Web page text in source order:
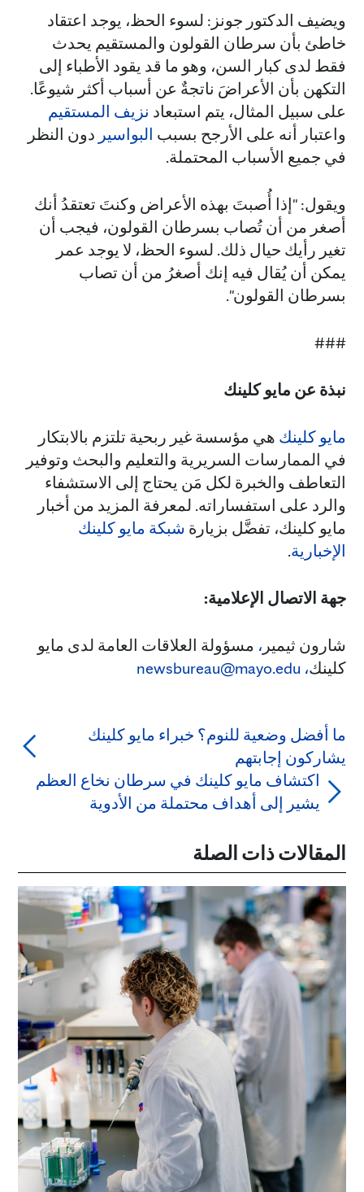
ويضيف الدكتور جونز: لسوء الحظ، يوجد اعتقاد
خاطئ بأن سرطان القولون والمستقيم يحدث
فقط لدى كبار السن، وهو ما قد يقود الأطباء إلى
التكهن بأن الأعراضَ ناتجةٌ عن أسباب أكثر شيوعًا.
على سبيل المثال، يتم استبعاد نزيف المستقيم
واعتبار أنه على الأرجح بسبب البواسير دون النظر
في جميع الأسباب المحتملة.
ويقول: "إذا أُصبتَ بهذه الأعراض وكنتَ تعتقدُ أنك
أصغر من أن تُصاب بسرطان القولون، فيجب أن
تغير رأيك حيال ذلك. لسوء الحظ، لا يوجد عمر
يمكن أن يُقال فيه إنك أصغرُ من أن تصاب
بسرطان القولون".
###
نبذة عن مايو كلينك
مايو كلينك هي مؤسسة غير ربحية تلتزم بالابتكار
في الممارسات السريرية والتعليم والبحث وتوفير
التعاطف والخبرة لكل مَن يحتاج إلى الاستشفاء
والرد على استفساراته. لمعرفة المزيد من أخبار
مايو كلينك، تفضَّل بزيارة شبكة مايو كلينك
الإخبارية.
جهة الاتصال الإعلامية:
شارون ثيمير ، مسؤولة العلاقات العامة لدى مايو
كلينك، newsbureau@mayo.edu
ما أفضل وضعية للنوم؟ خبراء مايو كلينك
يشاركون إجابتهم
اكتشاف مايو كلينك في سرطان نخاع العظم
يشير إلى أهداف محتملة من الأدوية
المقالات ذات الصلة